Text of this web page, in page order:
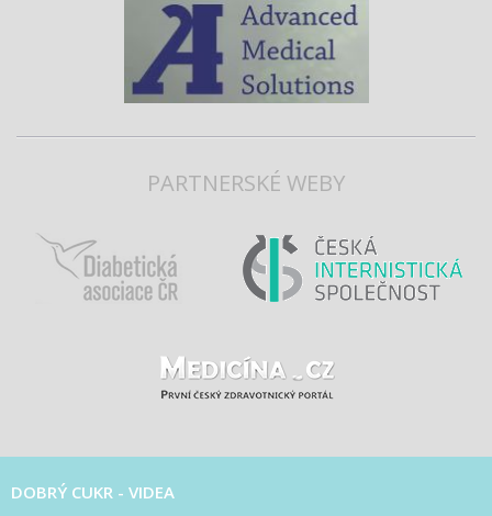
PARTNERSKÉ WEBY
DOBRÝ CUKR - VIDEA